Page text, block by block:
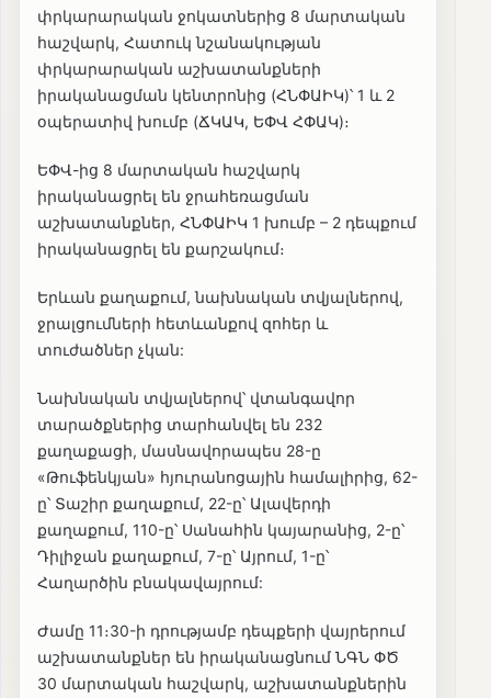
փրկարարական ջոկատներից 8 մարտական
հաշվարկ, Հատուկ նշանակության
փրկարարական աշխատանքների
իրականացման կենտրոնից (ՀՆՓԱԻԿ)՝ 1 և 2
օպերատիվ խումբ (ՃԿԱԿ, ԵՓՎ ՀՓԱԿ)։
ԵՓՎ-ից 8 մարտական հաշվարկ
իրականացրել են ջրահեռացման
աշխատանքներ, ՀՆՓԱԻԿ 1 խումբ – 2 դեպքում
իրականացրել են քարշակում։
Երևան քաղաքում, նախնական տվյալներով,
ջրալցումների հետևանքով զոհեր և
տուժածներ չկան:
Նախնական տվյալներով՝ վտանգավոր
տարածքներից տարհանվել են 232
քաղաքացի, մասնավորապես 28-ը
«Թուֆենկյան» հյուրանոցային համալիրից, 62-
ը՝ Տաշիր քաղաքում, 22-ը՝ Ալավերդի
քաղաքում, 110-ը՝ Սանահին կայարանից, 2-ը՝
Դիլիջան քաղաքում, 7-ը՝ Այրում, 1-ը՝
Հաղարծին բնակավայրում:
Ժամը 11։30-ի դրությամբ դեպքերի վայրերում
աշխատանքներ են իրականացնում ՆԳՆ ՓԾ
30 մարտական հաշվարկ, աշխատանքներին